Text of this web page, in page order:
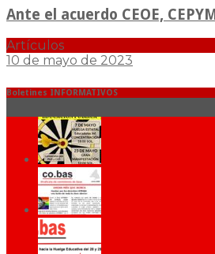
Ante el acuerdo CEOE,
Artículos
10 de mayo de 2023
Boletines INFORMATIVOS